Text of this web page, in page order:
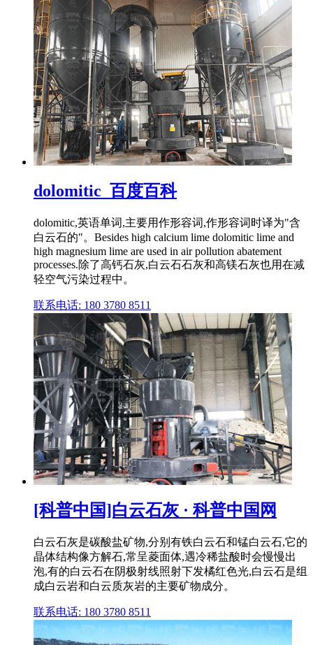
dolomitic_百度百科
dolomitic,英语单词,主要用作形容词,作形容词时译为"含
白云石的"。Besides high calcium lime dolomitic lime and
high magnesium lime are used in air pollution abatement
processes.除了高钙石灰,白云石石灰和高镁石灰也用在减
轻空气污染过程中。
联系电话: 180 3780 8511
[科普中国]白云石灰 · 科普中国网
白云石灰是碳酸盐矿物,分别有铁白云石和锰白云石,它的
晶体结构像方解石,常呈菱面体,遇冷稀盐酸时会慢慢出
泡,有的白云石在阴极射线照射下发橘红色光,白云石是组
成白云岩和白云质灰岩的主要矿物成分。
联系电话: 180 3780 8511